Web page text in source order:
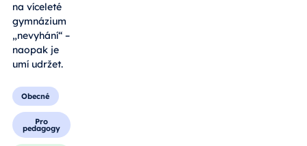
na víceleté
gymnázium
„nevyhání“ –
naopak je
umí udržet.
Obecné
Pro
pedagogy